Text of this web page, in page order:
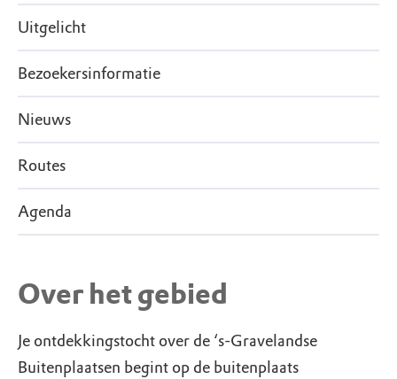
Uitgelicht
Bezoekersinformatie
Nieuws
Routes
Agenda
Over het gebied
Je ontdekkingstocht over de ‘s-Gravelandse
Buitenplaatsen begint op de buitenplaats